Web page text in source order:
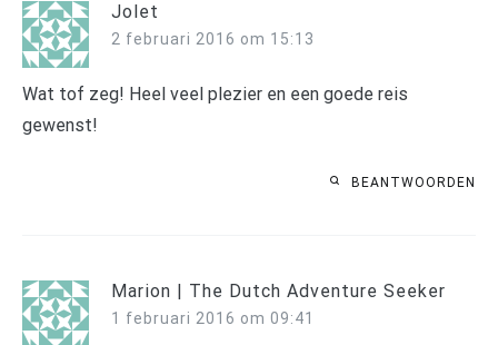
Jolet
2 februari 2016 om 15:13
Wat tof zeg! Heel veel plezier en een goede reis
gewenst!
BEANTWOORDEN
Marion | The Dutch Adventure Seeker
1 februari 2016 om 09:41